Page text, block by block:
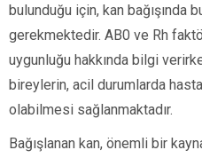
bulunduğu için, kan bağışında
gerekmektedir. AB0 ve Rh
uygunluğu hakkında bilgi
bireylerin, acil durumlarda
olabilmesi sağlanmaktadır.
Bağışlanan kan, önemli bir